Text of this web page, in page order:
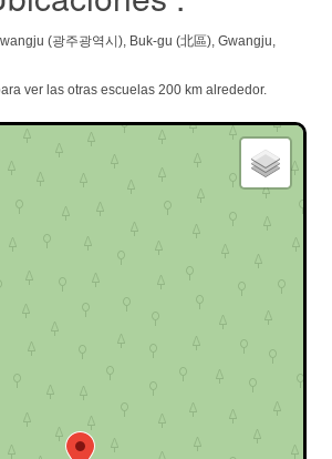
(광주광역시), Buk-gu (北區), Gwangju,
ver las otras escuelas 200 km alrededor.